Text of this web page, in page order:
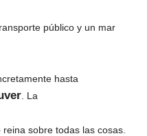
público y un mar
hasta
. La
sobre todas las cosas.